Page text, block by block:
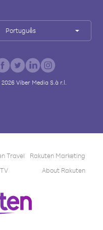
Português
2026Viber Media S.à r.l.
Travel
Rakuten Marketing
About Rakuten